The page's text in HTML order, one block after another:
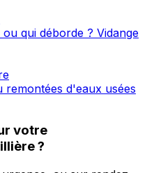
qui déborde ? Vidange
remontées d'eaux usées
votre
?